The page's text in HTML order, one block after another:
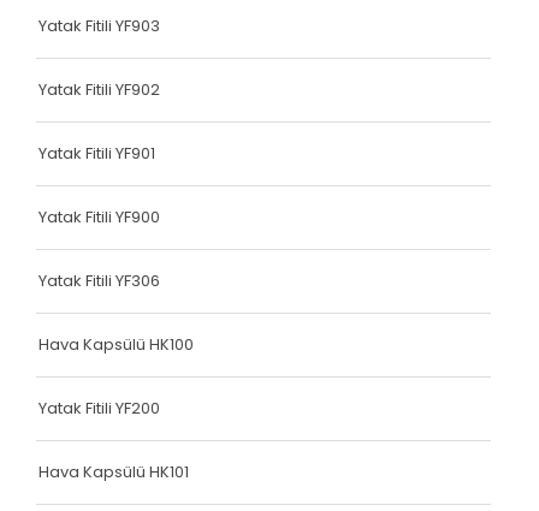
Terlik Kolonu
Terlik Kolonu
Terlik Kolonu
Terlik Kolonu
Terlik Kolonu
Terlik Kolonu
Terlik Kolonu
Terlik Kolonu
Yatak Fitili YF903
Yatak Fitili YF902
Yatak Fitili YF901
Yatak Fitili YF900
Yatak Fitili YF306
Hava Kapsülü HK100
Yatak Fitili YF200
Hava Kapsülü HK101